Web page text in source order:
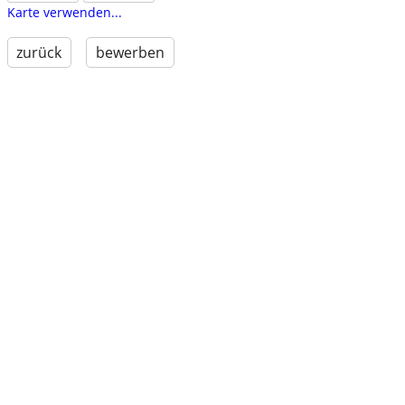
Karte verwenden...
zurück bewerben